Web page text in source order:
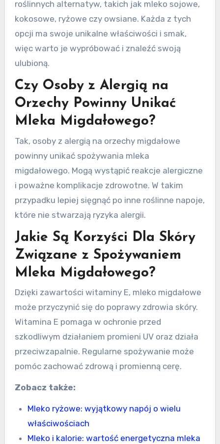
roślinnych alternatyw, takich jak mleko sojowe,
kokosowe, ryżowe czy owsiane. Każda z tych
opcji ma swoje unikalne właściwości i smak,
więc warto je wypróbować i znaleźć swoją
ulubioną.
Czy Osoby z Alergią na
Orzechy Powinny Unikać
Mleka Migdałowego?
Tak, osoby z alergią na orzechy migdałowe
powinny unikać spożywania mleka
migdałowego. Mogą wystąpić reakcje alergiczne
i poważne komplikacje zdrowotne. W takim
przypadku lepiej sięgnąć po inne roślinne napoje,
które nie stwarzają ryzyka alergii.
Jakie Są Korzyści Dla Skóry
Związane z Spożywaniem
Mleka Migdałowego?
Dzięki zawartości witaminy E, mleko migdałowe
może przyczynić się do poprawy zdrowia skóry.
Witamina E pomaga w ochronie przed
szkodliwym działaniem promieni UV oraz działa
przeciwzapalnie. Regularne spożywanie może
pomóc zachować zdrową i promienną cerę.
Zobacz także:
Mleko ryżowe: wyjątkowy napój o wielu
właściwościach
Mleko i kalorie: wartość energetyczna mleka